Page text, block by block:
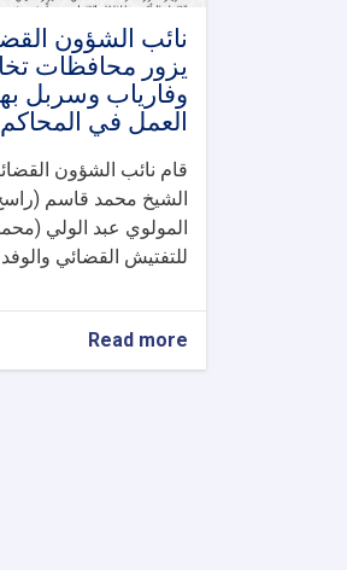
نائب الشؤون
يزور محافظات
وفارياب وسربل
العمل في
قام نائب الشؤون
الشيخ محمد قاسم
المولوي عبد الولي
للتفتيش القضائي والوفد
Read more
نائب